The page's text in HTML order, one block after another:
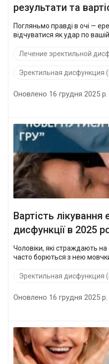
результати та
Погляньмо правді в очі —
відчуватися як удар по вашій
Эректильная дисфункция
Оновлено 16 грудня 2025 р.
Вартість лікування
дисфункції в 2025
Чоловіки, які страждають
часто борються з нею мовчки,
Эректильная дисфункция
Оновлено 16 грудня 2025 р.